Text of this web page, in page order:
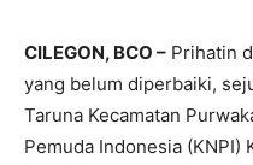
CILEGON, BCO – Prihatin
yang belum diperbaiki,
Taruna Kecamatan
Pemuda Indonesia (KNPI)